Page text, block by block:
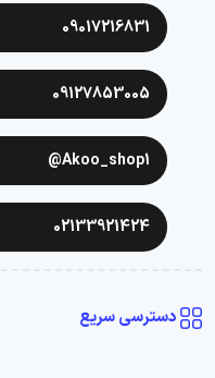
09017216831
09127853005
Akoo_shop1@
02133921424
دسترسی سریع